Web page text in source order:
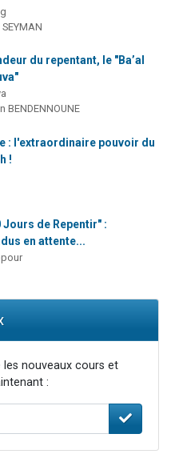
du repentant, le "Ba’al
BENDENNOUNE
: l'extraordinaire pouvoir du
!
Jours de Repentir" :
en attente...
les nouveaux cours et
: